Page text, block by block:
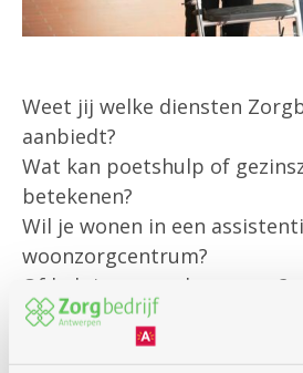
Weet jij welke diensten
aanbiedt?
Wat kan poetshulp of
betekenen?
Wil je wonen in een
woonzorgcentrum?
Of heb je een andere vraag?
Onze klantenbegeleider is er